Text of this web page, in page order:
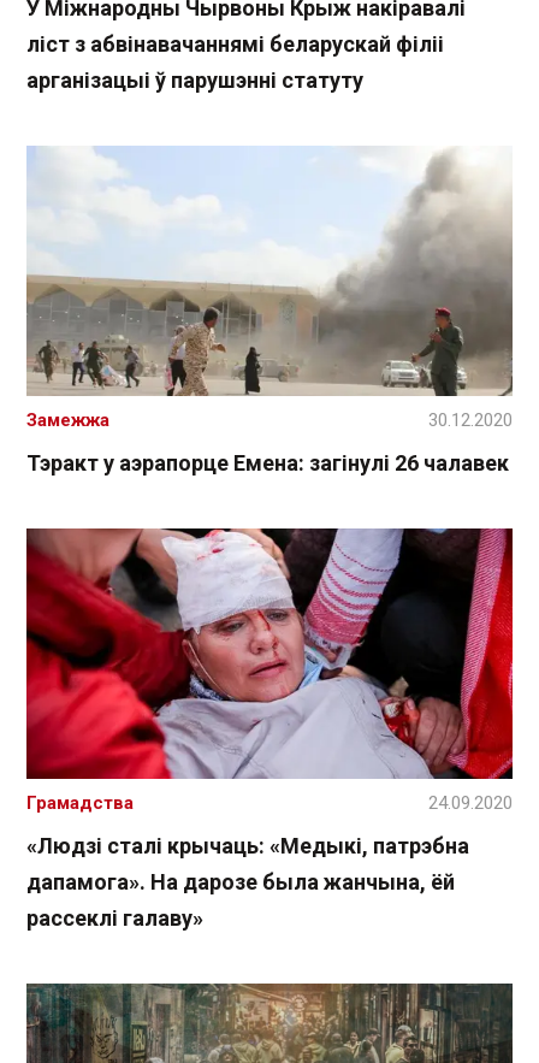
У Міжнародны Чырвоны Крыж накіравалі
ліст з абвінавачаннямі беларускай філіі
арганізацыі ў парушэнні статуту
Тэракт у аэрапорце Емена: загінулі 26 чалавек
Замежжа 30.12.2020
«Людзі сталі крычаць: «Медыкі, патрэбна
дапамога». На дарозе была жанчына, ёй
рассеклі галаву»
Грамадства 24.09.2020